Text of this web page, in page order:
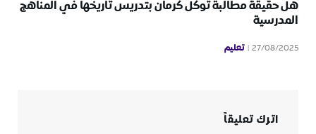
هل حقيقة مطالبة توكل كرمان بتدريس تاريخها في المناهج
المدرسية
27/08/2025 تعليم
اترك تعليقاً